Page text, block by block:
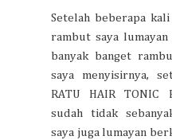
Setelah beberapa
rambut saya
banyak banget
saya menyisirnya,
RATU HAIR TONIC
sudah tidak
saya juga lumayan